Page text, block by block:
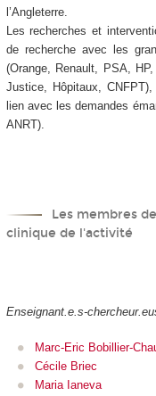
l’Angleterre.
Les recherches et
de recherche avec les
(Orange, Renault, PSA,
Justice, Hôpitaux,
lien avec les demandes
ANRT).
Les membres
clinique de l'activité
Enseignant.e.s-
Marc-Eric Bobillier-
Cécile Briec
Maria Ianeva